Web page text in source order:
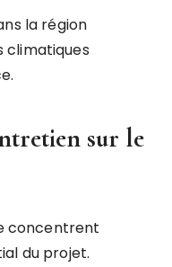
la région
climatiques
sur le
concentrent
du projet.